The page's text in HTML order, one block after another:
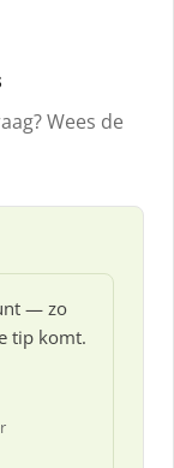
Wees de
— zo
tip komt.